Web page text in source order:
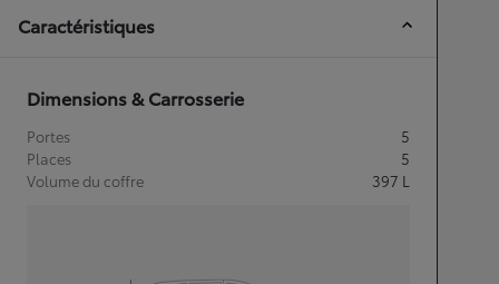
Caractéristiques
Dimensions & Carrosserie
Portes
5
Places
5
Volume du coffre
397 L